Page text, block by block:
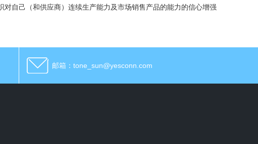
自己（和供应商）连续生产能力及市场销售产品的能力的信心增强
邮箱：tone_sun@yesconn.com